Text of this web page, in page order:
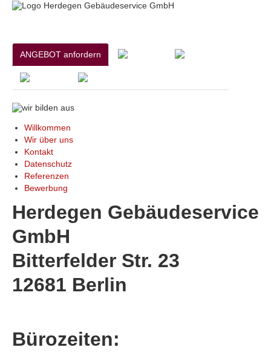
ANGEBOT anfordern
Willkommen
Wir über uns
Kontakt
Datenschutz
Referenzen
Bewerbung
Herdegen Gebäudeservice
GmbH
Bitterfelder Str. 23
12681 Berlin
Bürozeiten: